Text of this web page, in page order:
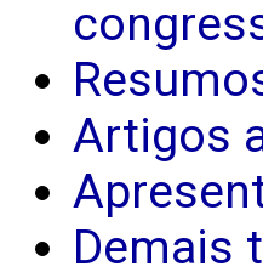
Artigos
Demais